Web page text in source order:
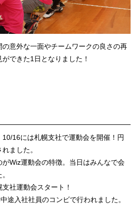
意外な一面やチームワークの良さの再
できた1日となりました！
16には札幌支社で運動会を開催！円
ました。
Wiz運動会の特徴。当日はみんなで会
社運動会スタート！
途入社社員のコンビで行われました。